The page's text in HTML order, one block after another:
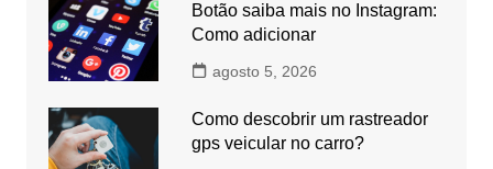
Botão saiba mais no Instagram:
Como adicionar
agosto 5, 2026
Como descobrir um rastreador
gps veicular no carro?